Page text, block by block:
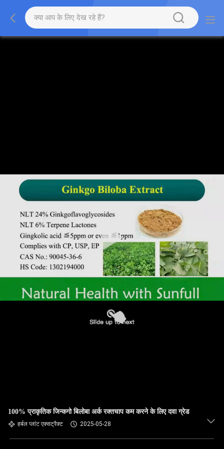
100% प्राकृतिक जिन्कगो बिलोबा अर्क रक्तचाप कम करने के लिए दवा ग्रेड
हर्बल प्लांट एक्सट्रैक्ट 2025-05-28